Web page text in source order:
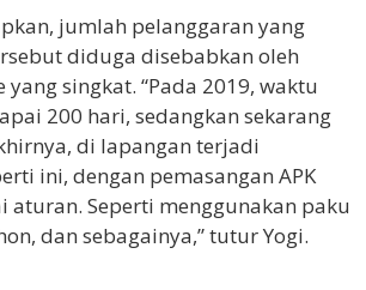
jumlah pelanggaran yang
diduga disebabkan oleh
singkat. “Pada 2019, waktu
200 hari, sedangkan sekarang
di lapangan terjadi
ini, dengan pemasangan APK
aturan. Seperti menggunakan paku
dan sebagainya,” tutur Yogi.